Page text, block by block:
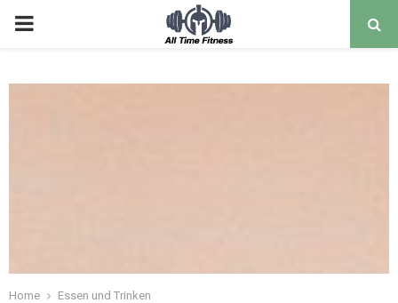
Home
Essen und Trinken